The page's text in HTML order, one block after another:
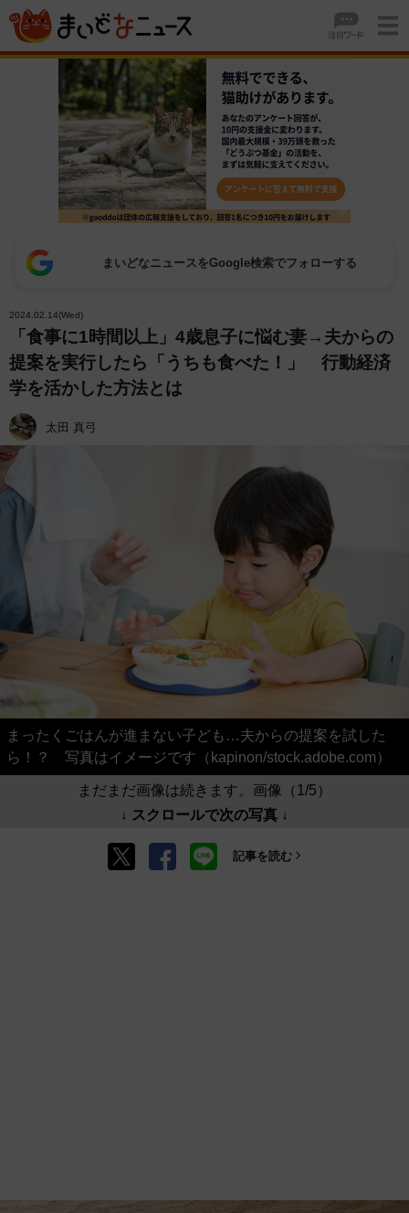
まいどなニュースをGoogle検索でフォローする
2024.02.14(Wed)
「食事に1時間以上」4歳息子に悩む妻→夫からの
提案を実行したら「うちも食べた！」 行動経済
学を活かした方法とは
太田 真弓
まったくごはんが進まない子ども…夫からの提案を試した
ら！？ 写真はイメージです（kapinon/stock.adobe.com）
まだまだ画像は続きます。画像（1/5）
↓ スクロールで次の写真 ↓
記事を読む